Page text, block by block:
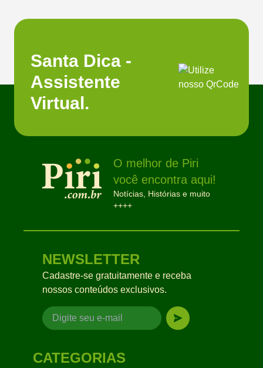
Santa Dica -
Assistente
Virtual.
O melhor de Piri
você encontra aqui!
Notícias, Histórias e muito
++++
NEWSLETTER
Cadastre-se gratuitamente e receba
nossos conteúdos exclusivos.
CATEGORIAS